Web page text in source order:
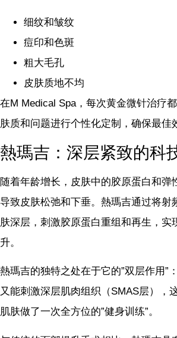
细纹和皱纹
痘印和色斑
粗大毛孔
皮肤质地不均
在M Medical Spa，每次黄金微针治疗
肤质和问题进行个性化定制，确保最佳
熱瑪吉：深层紧致的科
随着年龄增长，皮肤中的胶原蛋白和弹
导致皮肤松弛和下垂。熱瑪吉通过将射
肤深层，刺激胶原蛋白重组和再生，实
升。
熱瑪吉的独特之处在于它的”双层作用”
又能刺激深层肌肉组织（SMAS层），
肌肤做了一次全方位的”健身训练”。